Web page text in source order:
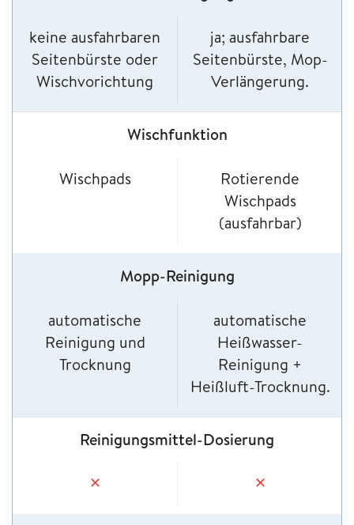
keine ausfahrbaren
Seitenbürste oder
Wischvorichtung
ja; ausfahrbare
Seitenbürste, Mop-
Verlängerung.
Wischfunktion
Wischpads
Rotierende
Wischpads
(ausfahrbar)
Mopp-Reinigung
automatische
Reinigung und
Trocknung
automatische
Heißwasser-
Reinigung +
Heißluft-Trocknung.
Reinigungsmittel-Dosierung
✕ ✕